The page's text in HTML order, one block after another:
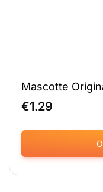
Mascotte
€1.29
Dit
product